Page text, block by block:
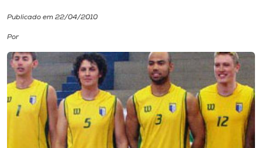
Diplomados
Cultura
CPA
Biblioteca
Publicado em 22/04/2010
Por